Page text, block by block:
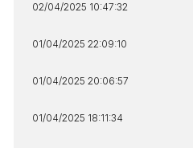
02/04/2025 10:47:32
01/04/2025 22:09:10
01/04/2025 20:06:57
01/04/2025 18:11:34